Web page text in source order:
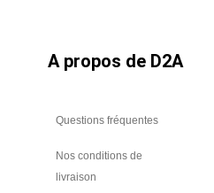
A propos de D2A
Questions fréquentes
Nos conditions de
livraison